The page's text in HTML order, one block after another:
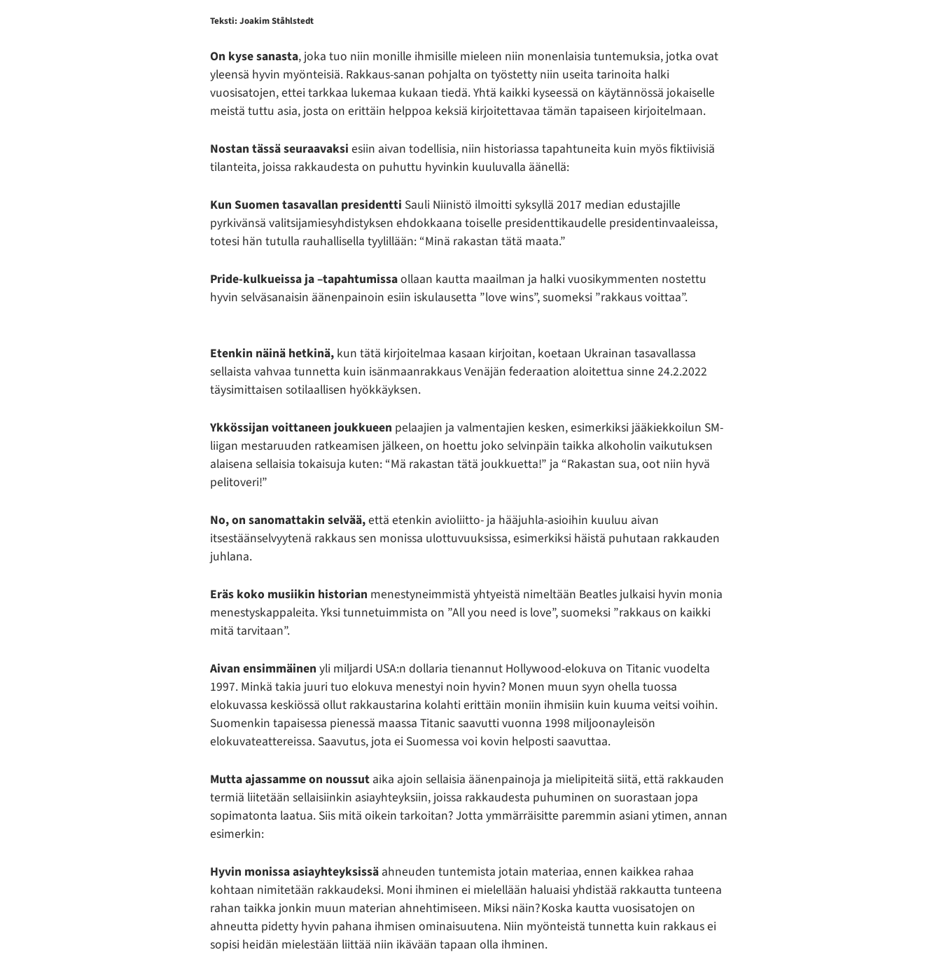
Teksti: Joakim Ståhlstedt
On kyse sanasta, joka tuo niin monille ihmisille mieleen niin monenlaisia tuntemuksia, jotka ovat
yleensä hyvin myönteisiä. Rakkaus-sanan pohjalta on työstetty niin useita tarinoita halki
vuosisatojen, ettei tarkkaa lukemaa kukaan tiedä. Yhtä kaikki kyseessä on käytännössä jokaiselle
meistä tuttu asia, josta on erittäin helppoa keksiä kirjoitettavaa tämän tapaiseen kirjoitelmaan.
Nostan tässä seuraavaksi esiin aivan todellisia, niin historiassa tapahtuneita kuin myös fiktiivisiä
tilanteita, joissa rakkaudesta on puhuttu hyvinkin kuuluvalla äänellä:
Kun Suomen tasavallan presidentti Sauli Niinistö ilmoitti syksyllä 2017 median edustajille
pyrkivänsä valitsijamiesyhdistyksen ehdokkaana toiselle presidenttikaudelle presidentinvaaleissa,
totesi hän tutulla rauhallisella tyylillään: “Minä rakastan tätä maata.”
Pride-kulkueissaja–tapahtumissaollaan kautta maailman ja halki vuosikymmenten nostettu
hyvin selväsanaisin äänenpainoin esiin iskulausetta ”love wins”, suomeksi ”rakkaus voittaa”.
Etenkin näinä hetkinä, kun tätä kirjoitelmaa kasaan kirjoitan, koetaan Ukrainan tasavallassa
sellaista vahvaa tunnetta kuin isänmaanrakkaus Venäjän federaation aloitettua sinne 24.2.2022
täysimittaisen sotilaallisen hyökkäyksen.
Ykkössijan voittaneen joukkueen pelaajien ja valmentajien kesken, esimerkiksi jääkiekkoilun SM-
liigan mestaruuden ratkeamisen jälkeen, on hoettu joko selvinpäin taikka alkoholin vaikutuksen
alaisena sellaisia tokaisuja kuten: “Mä rakastan tätä joukkuetta!” ja “Rakastan sua, oot niin hyvä
pelitoveri!”
No, on sanomattakin selvää,että etenkin avioliitto- ja hääjuhla-asioihin kuuluu aivan
itsestäänselvyytenä rakkaus sen monissa ulottuvuuksissa, esimerkiksi häistä puhutaan rakkauden
juhlana.
Eräs koko musiikin historian menestyneimmistä yhtyeistä nimeltään Beatles julkaisi hyvin monia
menestyskappaleita. Yksi tunnetuimmista on ”All you need is love”, suomeksi ”rakkaus on kaikki
mitä tarvitaan”.
Aivan ensimmäinen yli miljardi USA:n dollaria tienannut Hollywood-elokuva on Titanic vuodelta
1997. Minkä takia juuri tuo elokuva menestyi noin hyvin? Monen muun syyn ohella tuossa
elokuvassa keskiössä ollut rakkaustarina kolahti erittäin moniin ihmisiin kuin kuuma veitsi voihin.
Suomenkin tapaisessa pienessä maassa Titanic saavutti vuonna 1998 miljoonayleisön
elokuvateattereissa. Saavutus, jota ei Suomessa voi kovin helposti saavuttaa.
Mutta ajassamme on noussut aika ajoin sellaisia äänenpainoja ja mielipiteitä siitä, että rakkauden
termiä liitetään sellaisiinkin asiayhteyksiin, joissa rakkaudesta puhuminen on suorastaan jopa
sopimatonta laatua. Siis mitä oikein tarkoitan? Jotta ymmärräisitte paremmin asiani ytimen, annan
esimerkin:
Hyvin monissa asiayhteyksissä ahneuden tuntemista jotain materiaa, ennen kaikkea rahaa
kohtaan nimitetään rakkaudeksi. Moni ihminen ei mielellään haluaisi yhdistää rakkautta tunteena
rahan taikka jonkin muun materian ahnehtimiseen. Miksi näin? Koska kautta vuosisatojen on
ahneutta pidetty hyvin pahana ihmisen ominaisuutena. Niin myönteistä tunnetta kuin rakkaus ei
sopisi heidän mielestään liittää niin ikävään tapaan olla ihminen.